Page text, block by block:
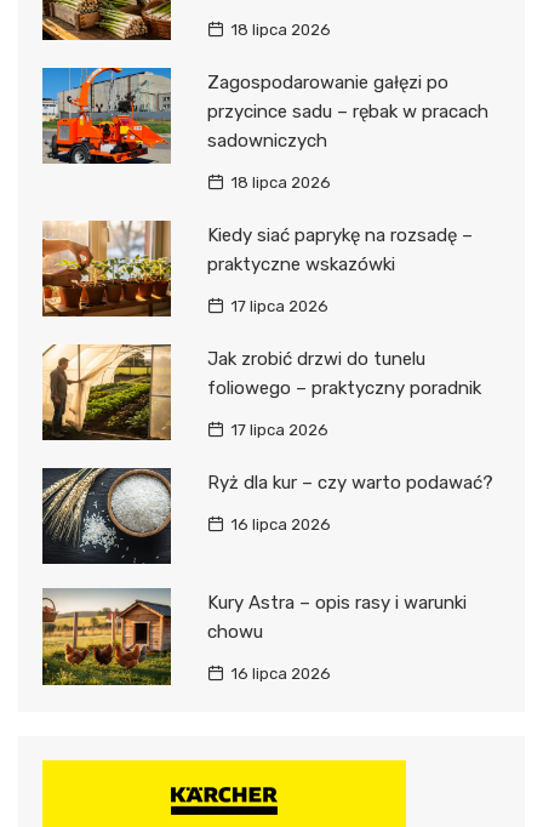
18 lipca 2026
Zagospodarowanie gałęzi po
przycince sadu – rębak w pracach
sadowniczych
18 lipca 2026
Kiedy siać paprykę na rozsadę –
praktyczne wskazówki
17 lipca 2026
Jak zrobić drzwi do tunelu
foliowego – praktyczny poradnik
17 lipca 2026
Ryż dla kur – czy warto podawać?
16 lipca 2026
Kury Astra – opis rasy i warunki
chowu
16 lipca 2026